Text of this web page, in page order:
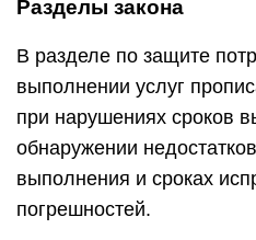
Разделы закона
В разделе по защите
выполнении услуг
при нарушениях сроков
обнаружении
выполнения и сроках
погрешностей.